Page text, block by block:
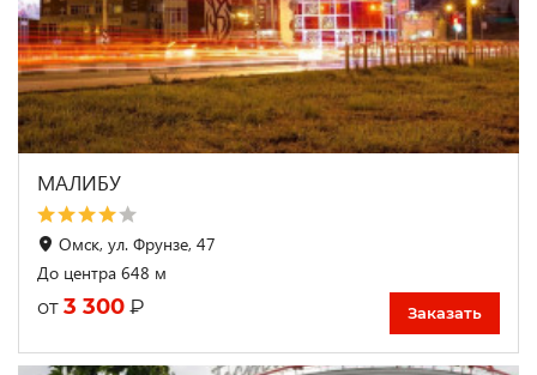
МАЛИБУ
Омск, ул. Фрунзе, 47
До центра 648 м
от 3 300 ₽ Заказать